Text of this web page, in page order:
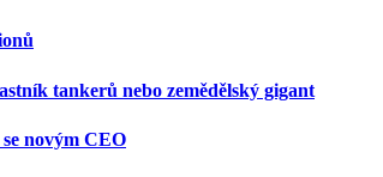
tankerů nebo zemědělský gigant
novým CEO